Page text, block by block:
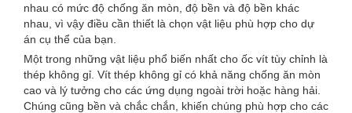
nhau có mức độ chống ăn mòn, độ bền và độ bền khác
nhau, vì vậy điều cần thiết là chọn vật liệu phù hợp cho dự
án cụ thể của bạn.
Một trong những vật liệu phổ biến nhất cho ốc vít tùy chỉnh là
thép không gỉ. Vít thép không gỉ có khả năng chống ăn mòn
cao và lý tưởng cho các ứng dụng ngoài trời hoặc hàng hải.
Chúng cũng bền và chắc chắn, khiến chúng phù hợp cho các